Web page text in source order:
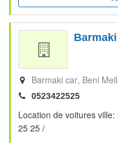
Barmaki car Beni
0523422525
Location de voitures
25 25 /